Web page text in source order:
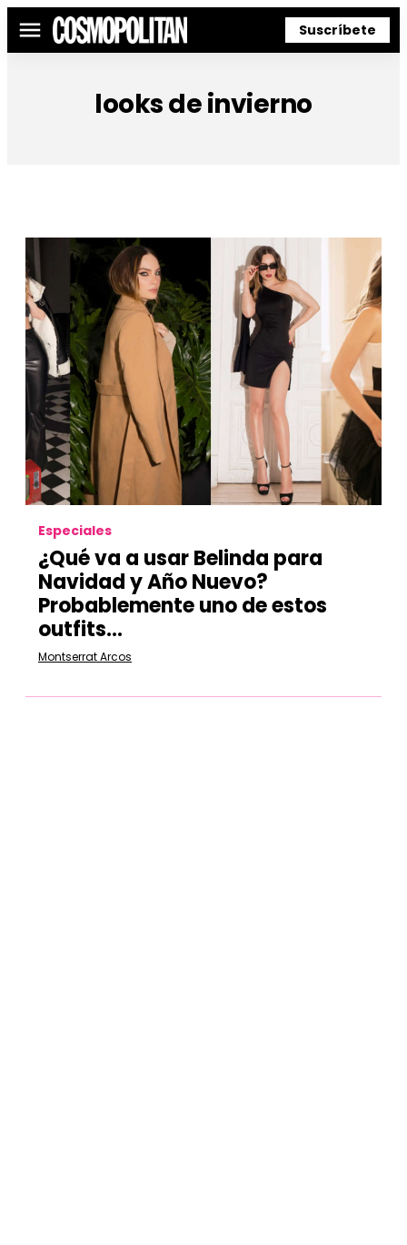
Menú Suscríbete
looks de invierno
Especiales
¿Qué va a usar Belinda para
Navidad y Año Nuevo?
Probablemente uno de estos
outfits...
Montserrat Arcos